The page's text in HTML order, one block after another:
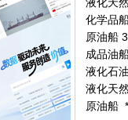
原油船